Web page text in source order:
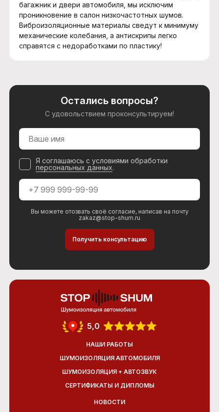
багажник и двери автомобиля, мы исключим
проникновение в салон низкочастотных шумов.
Виброизоляционные материалы сведут к минимуму
механические колебания, а антискрипы легко
справятся с недоработками по пластику!
Остались вопросы?
С удовольствием проконсультируем!
Я соглашаюсь с условиями обработки
персональных данных.
Вы можете отозвать своё согласие, написав на почту
zakaz@stop-shum.ru
5,0
НАШИ РАБОТЫ
ШУМОИЗОЛЯЦИЯ АВТОМОБИЛЯ
ШУМОИЗОЛЯЦИЯ + АВТОЗВУК
СЕРТИФИКАТЫ И ДИПЛОМЫ
НОВОСТИ